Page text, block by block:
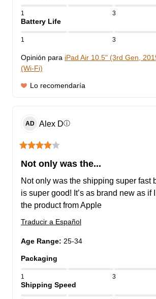
1 3
Battery Life
1 3
Opinión para iPad Air 10.5" (3rd Gen,
(Wi-Fi)
Lo recomendaría
AD Alex Dⓘ
Not only was the...
Not only was the shipping super fast
is super good! It’s as brand new as if
the product from Apple
Traducir a Español
Age Range: 25-34
Packaging
1 3
Shipping Speed